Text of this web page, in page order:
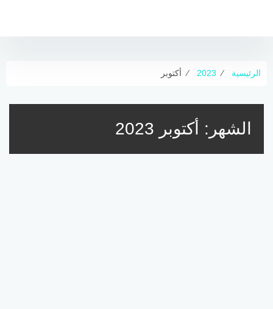
الرئيسية ⁄
2023
⁄ أكتوبر
الشهر: أكتوبر 2023